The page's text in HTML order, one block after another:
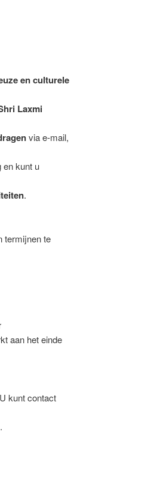
en culturele
Laxmi
via e-mail,
en kunt u
.
termijnen te
aan het einde
kunt contact